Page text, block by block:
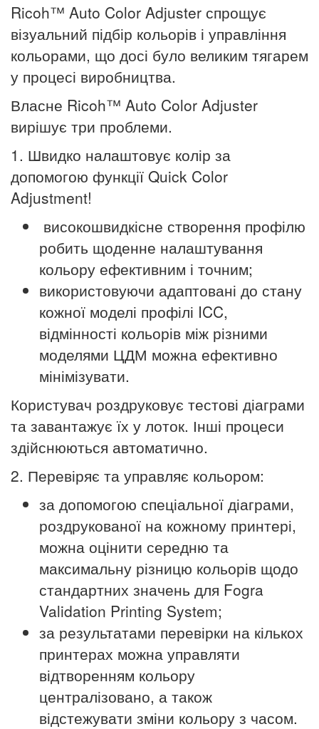
Ricoh™ Auto Color Adjuster спрощує
візуальний підбір кольорів і управління
кольорами, що досі було великим тягарем
у процесі виробництва.
Власне Ricoh™ Auto Color Adjuster
вирішує три проблеми.
1. Швидко налаштовує колір за
допомогою функції Quick Color
Adjustment!
високошвидкісне створення профілю
робить щоденне налаштування
кольору ефективним і точним;
використовуючи адаптовані до стану
кожної моделі профілі ICC,
відмінності кольорів між різними
моделями ЦДМ можна ефективно
мінімізувати.
Користувач роздруковує тестові діаграми
та завантажує їх у лоток. Інші процеси
здійснюються автоматично.
2. Перевіряє та управляє кольором:
за допомогою спеціальної діаграми,
роздрукованої на кожному принтері,
можна оцінити середню та
максимальну різницю кольорів щодо
стандартних значень для Fogra
Validation Printing System;
за результатами перевірки на кількох
принтерах можна управляти
відтворенням кольору
централізовано, а також
відстежувати зміни кольору з часом.